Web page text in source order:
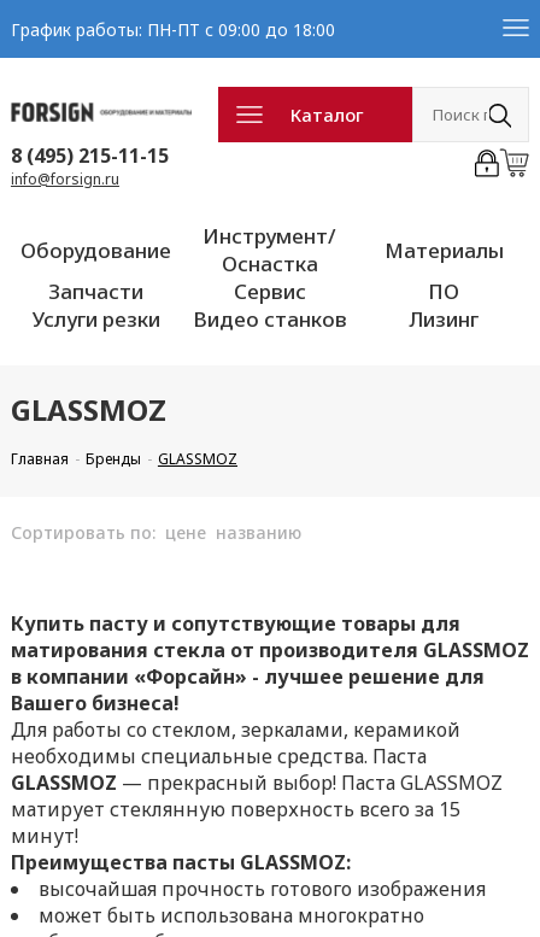
График работы: ПН-ПТ с 09:00 до 18:00
Каталог
8 (495) 215-11-15
info@forsign.ru
Оборудование
Инструмент/
Оснастка
Материалы
Запчасти
Сервис
ПО
Услуги резки
Видео станков Лизинг
GLASSMOZ
Главная Бренды GLASSMOZ
Сортировать по: цене названию
Купить пасту и сопутствующие товары для
матирования стекла от производителя GLASSMOZ
в компании «Форсайн» - лучшее решение для
Вашего бизнеса!
Для работы со стеклом, зеркалами, керамикой
необходимы специальные средства. Паста
GLASSMOZ — прекрасный выбор! Паста GLASSMOZ
матирует стеклянную поверхность всего за 15
минут!
Преимущества пасты GLASSMOZ:
высочайшая прочность готового изображения
может быть использована многократно